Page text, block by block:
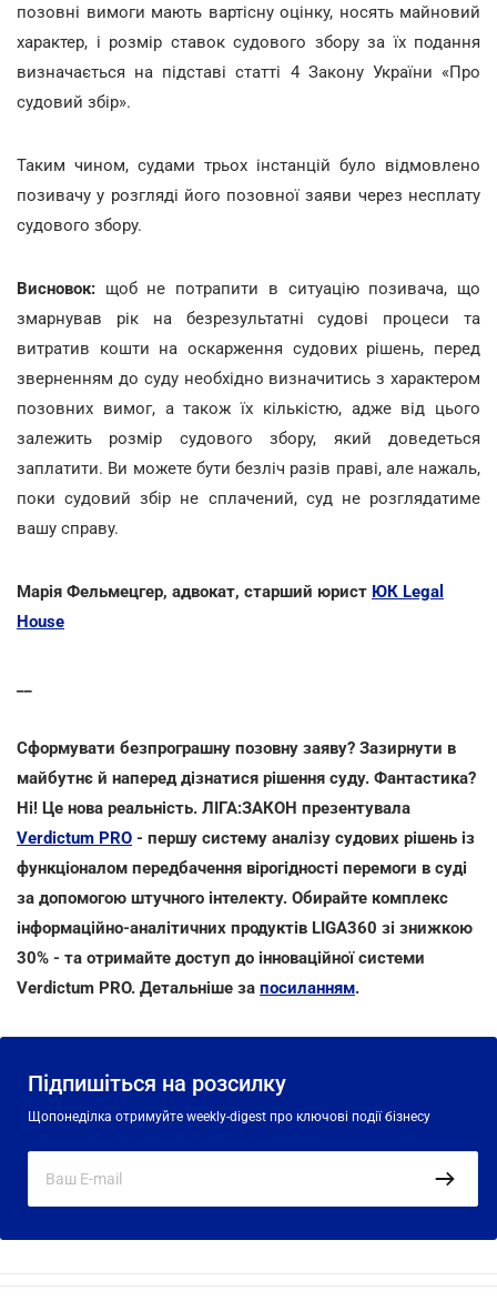
позовні вимоги мають вартісну оцінку, носять майновий
характер, і розмір ставок судового збору за їх подання
визначається на підставі статті 4 Закону України «Про
судовий збір».
Таким чином, судами трьох інстанцій було відмовлено
позивачу у розгляді його позовної заяви через несплату
судового збору.
Висновок: щоб не потрапити в ситуацію позивача, що
змарнував рік на безрезультатні судові процеси та
витратив кошти на оскарження судових рішень, перед
зверненням до суду необхідно визначитись з характером
позовних вимог, а також їх кількістю, адже від цього
залежить розмір судового збору, який доведеться
заплатити. Ви можете бути безліч разів праві, але нажаль,
поки судовий збір не сплачений, суд не розглядатиме
вашу справу.
Марія Фельмецгер, адвокат, старший юрист ЮК Legal
House
Сформувати безпрограшну позовну заяву? Зазирнути в
майбутнє й наперед дізнатися рішення суду. Фантастика?
Ні! Це нова реальність. ЛІГА:ЗАКОН презентувала
Verdictum PRO - першу систему аналізу судових рішень із
функціоналом передбачення вірогідності перемоги в суді
за допомогою штучного інтелекту. Обирайте комплекс
інформаційно-аналітичних продуктів LIGA360 зі знижкою
30% - та отримайте доступ до інноваційної системи
Verdictum PRO. Детальніше за посиланням.
Підпишіться на розсилку
Щопонеділка отримуйте weekly-digest про ключові події бізнесу